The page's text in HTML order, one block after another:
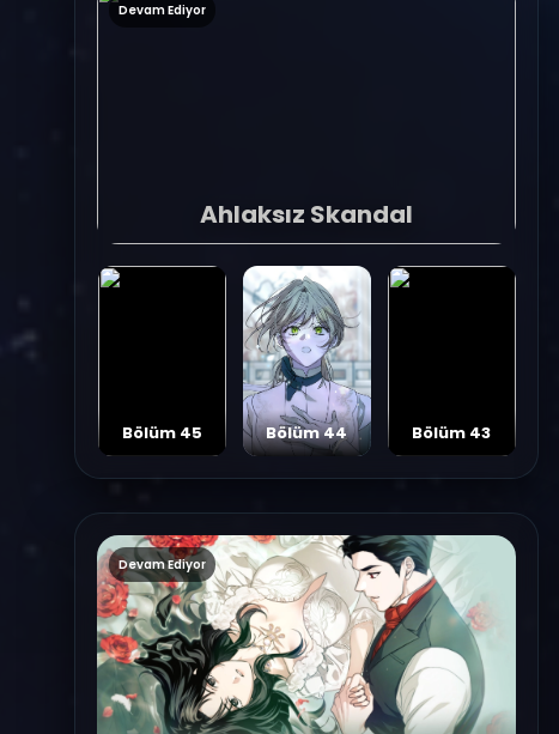
Devam Ediyor
Ahlaksız Skandal
Bölüm 45 Bölüm 44 Bölüm 43
Devam Ediyor